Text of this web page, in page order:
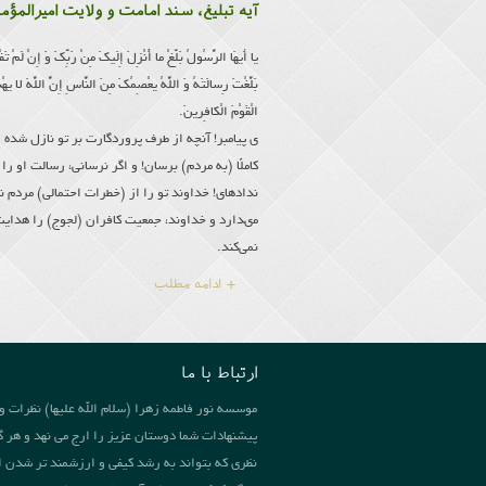
آیه تبلیغ، سند امامت و ولایت
یا أَیهَا الرَّسُولُ بَلِّغْ ما أُنْزِلَ إِلَیكَ مِنْ رَبِّكَ وَ إِنْ لَمْ
بَلَّغْتَ رِسالَتَهُ وَ اللَّهُ یعْصِمُكَ مِنَ النَّاسِ إِنَّ اللَّهَ لا
الْقَوْمَ الْكافِرینَ.
ى پیامبر! آنچه از طرف پروردگارت بر تو نازل
كاملًا (به مردم) برسان! و اگر نرسانی، رسالت او را
نداده‏اى! خداوند تو را از (خطرات احتمالى) مردم
مى‏دارد و خداوند، جمعیت كافران (لجوج) را
نمی‌کند.
+ ادامه مطلب
ارتباط با ما
موسسه نور فاطمه زهرا (سلام الله علیها) نظرات و
پیشنهادات شما دوستان عزیز را ارج می نهد و هر
نظری که بتواند به رشد کیفی و ارزشمند تر شدن